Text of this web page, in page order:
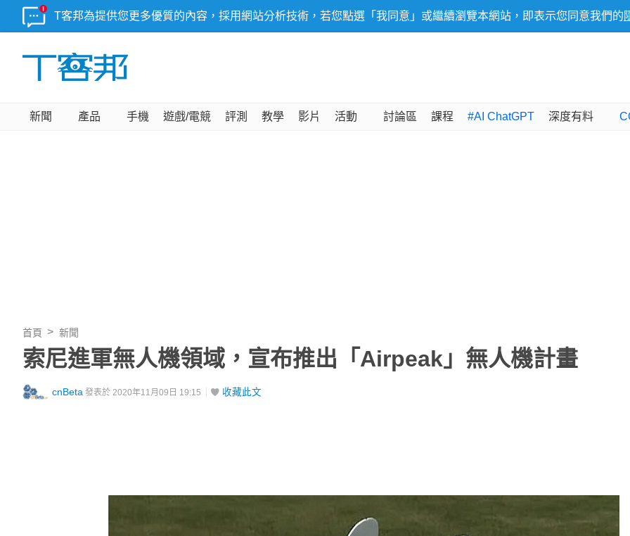
T客邦為提供您更多優質的內容，採用網站分析技術，若您點選「我同意」或繼續瀏覽本網站，即表示您同意我們的
新聞 產品 手機 遊戲/電競 評測 教學 影片 活動 討論區 課程 #AI ChatGPT 深度有料
首頁 新聞
索尼進軍無人機領域，宣布推出「Airpeak」無人機計畫
cnBeta 發表於 2020年11月09日 19:15 收藏此文